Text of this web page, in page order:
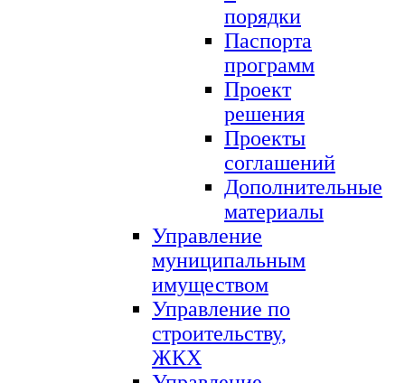
порядки
Паспорта
программ
Проект
решения
Проекты
соглашений
Дополнительные
материалы
Управление
муниципальным
имуществом
Управление по
строительству,
ЖКХ